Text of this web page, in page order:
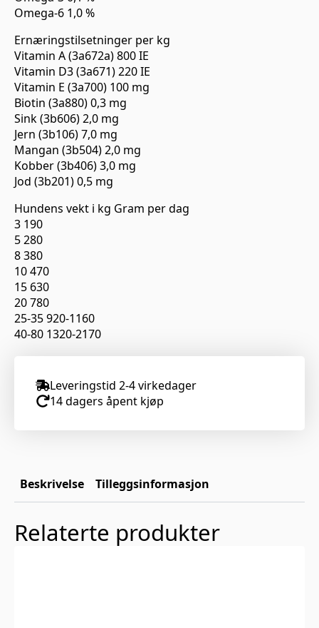
Omega-6 1,0 %
Ernæringstilsetninger per kg
Vitamin A (3a672a) 800 IE
Vitamin D3 (3a671) 220 IE
Vitamin E (3a700) 100 mg
Biotin (3a880) 0,3 mg
Sink (3b606) 2,0 mg
Jern (3b106) 7,0 mg
Mangan (3b504) 2,0 mg
Kobber (3b406) 3,0 mg
Jod (3b201) 0,5 mg
Hundens vekt i kg Gram per dag
3 190
5 280
8 380
10 470
15 630
20 780
25-35 920-1160
40-80 1320-2170
Leveringstid 2-4 virkedager
14 dagers åpent kjøp
Beskrivelse Tilleggsinformasjon
Relaterte produkter